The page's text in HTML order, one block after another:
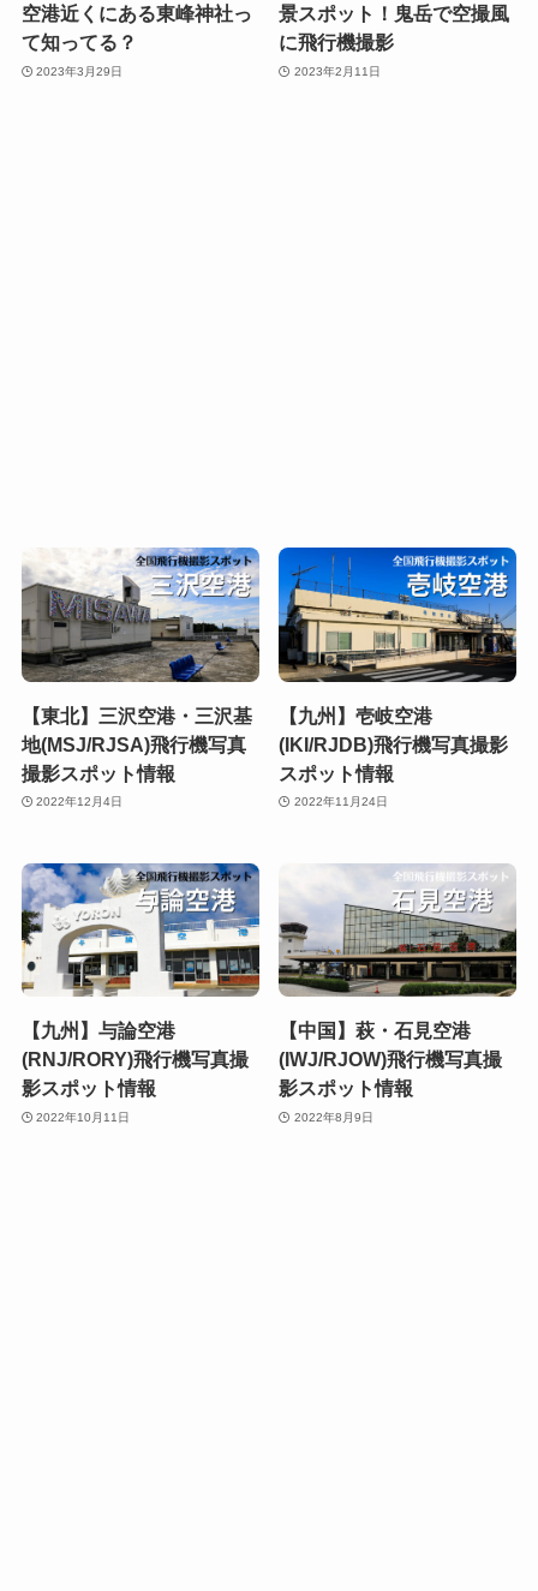
空港近くにある東峰神社っ
て知ってる？
2023年3月29日
景スポット！鬼岳で空撮風
に飛行機撮影
2023年2月11日
【東北】三沢空港・三沢基
地(MSJ/RJSA)飛行機写真
撮影スポット情報
2022年12月4日
【九州】壱岐空港
(IKI/RJDB)飛行機写真撮影
スポット情報
2022年11月24日
【九州】与論空港
(RNJ/RORY)飛行機写真撮
影スポット情報
2022年10月11日
【中国】萩・石見空港
(IWJ/RJOW)飛行機写真撮
影スポット情報
2022年8月9日